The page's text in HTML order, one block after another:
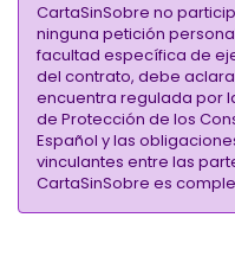
CartaSinSobre no
ninguna petición
facultad específica de
del contrato, debe
encuentra regulada por
de Protección de los
Español y las
vinculantes entre las
CartaSinSobre es